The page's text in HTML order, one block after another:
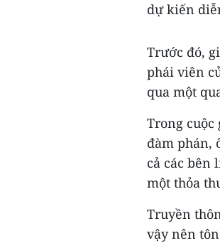
dự kiến
Trước đó,
phái viên
qua một
Trong
đàm phán,
cả các bên
một thỏa
Truyền
vậy nên